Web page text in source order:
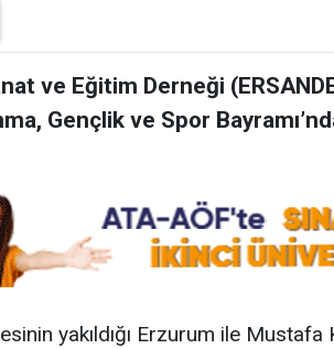
ve Eğitim Derneği
Gençlik ve Spor
yakıldığı Erzurum ile Mustafa